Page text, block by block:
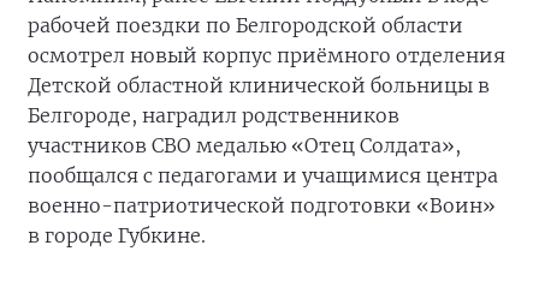
рабочей поездки по Белгородской области
осмотрел новый корпус приёмного отделения
Детской областной клинической больницы в
Белгороде, наградил родственников
участников СВО медалью «Отец Солдата»,
пообщался с педагогами и учащимися центра
военно-патриотической подготовки «Воин»
в городе Губкине.